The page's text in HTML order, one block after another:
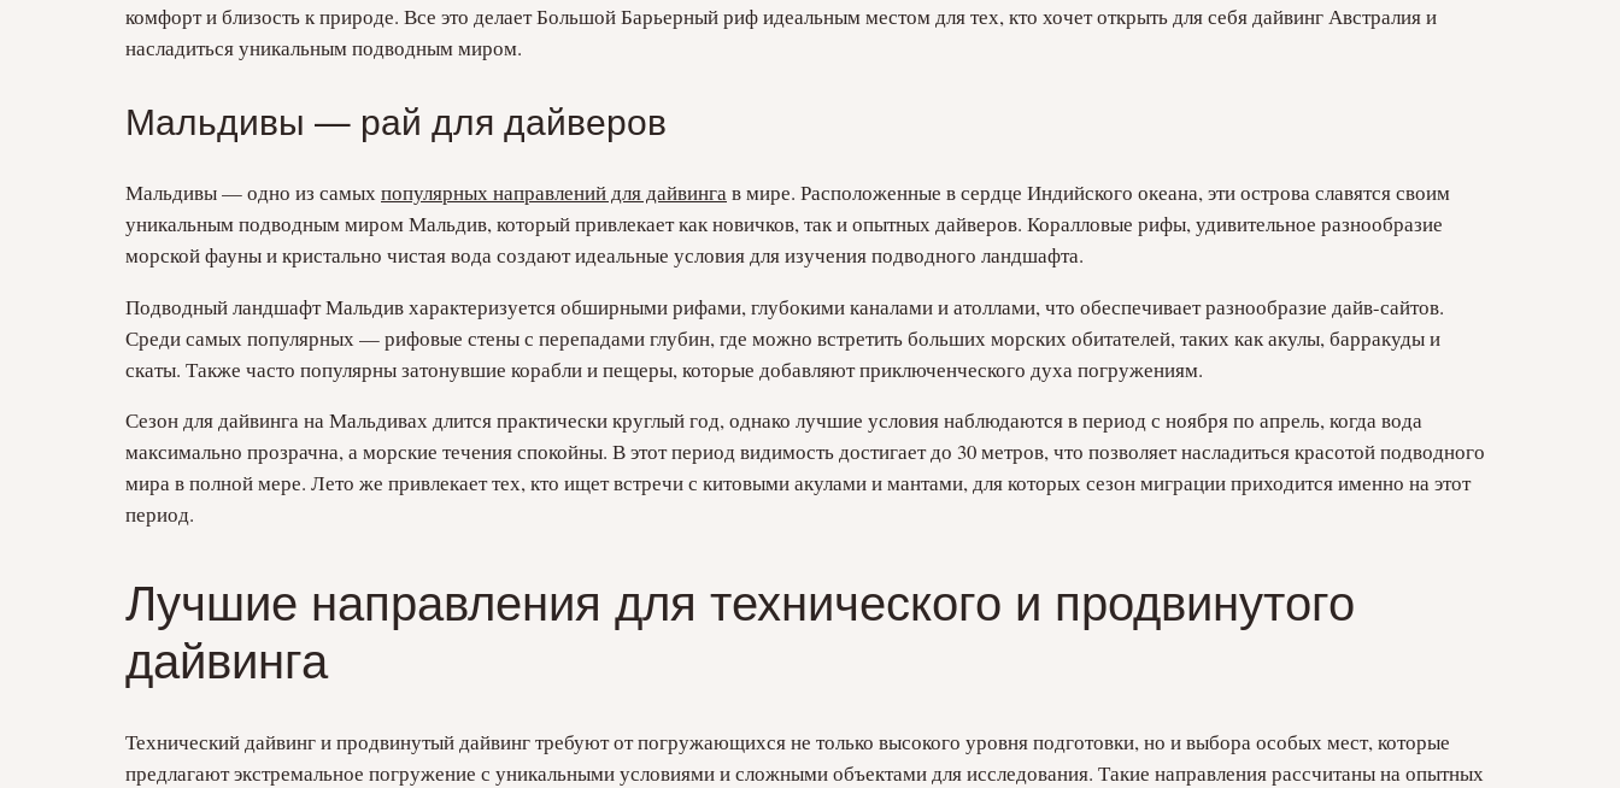
комфорт и близость к природе. Все это делает Большой Барьерный риф идеальным местом для тех, кто хочет открыть для себя дайвинг Австралия и
насладиться уникальным подводным миром.
Мальдивы — рай для дайверов
Мальдивы — одно из самыхпопулярных направлений для дайвингав мире. Расположенные в сердце Индийского океана, эти острова славятся своим
уникальным подводным миром Мальдив, который привлекает как новичков, так и опытных дайверов. Коралловые рифы, удивительное разнообразие
морской фауны и кристально чистая вода создают идеальные условия для изучения подводного ландшафта.
Подводный ландшафт Мальдив характеризуется обширными рифами, глубокими каналами и атоллами, что обеспечивает разнообразие дайв-сайтов.
Среди самых популярных — рифовые стены с перепадами глубин, где можно встретить больших морских обитателей, таких как акулы, барракуды и
скаты. Также часто популярны затонувшие корабли и пещеры, которые добавляют приключенческого духа погружениям.
Сезон для дайвинга на Мальдивах длится практически круглый год, однако лучшие условия наблюдаются в период с ноября по апрель, когда вода
максимально прозрачна, а морские течения спокойны. В этот период видимость достигает до 30 метров, что позволяет насладиться красотой подводного
мира в полной мере. Лето же привлекает тех, кто ищет встречи с китовыми акулами и мантами, для которых сезон миграции приходится именно на этот
период.
Лучшие направления для технического и продвинутого
дайвинга
Технический дайвинг и продвинутый дайвинг требуют от погружающихся не только высокого уровня подготовки, но и выбора особых мест, которые
предлагают экстремальное погружение с уникальными условиями и сложными объектами для исследования. Такие направления рассчитаны на опытных